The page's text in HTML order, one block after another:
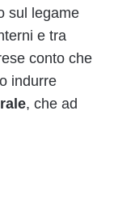
sul legame
e tra
conto che
indurre
, che ad